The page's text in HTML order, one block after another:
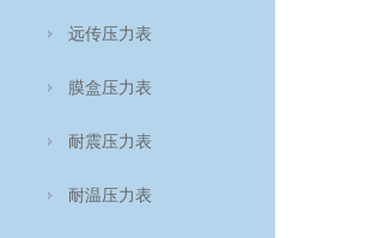
远传压力表
膜盒压力表
耐震压力表
耐温压力表